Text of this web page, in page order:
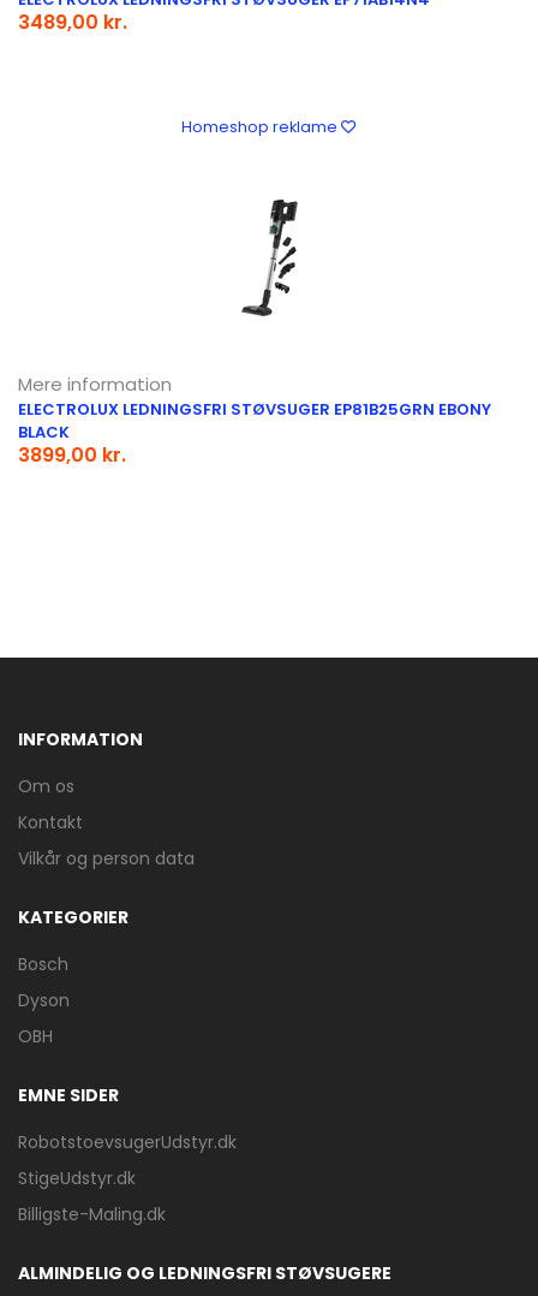
3489,00 kr.
Homeshop reklame
Mere information
ELECTROLUX LEDNINGSFRI STØVSUGER EP81B25GRN EBONY
BLACK
3899,00 kr.
INFORMATION
Om os
Kontakt
Vilkår og person data
KATEGORIER
Bosch
Dyson
OBH
EMNE SIDER
RobotstoevsugerUdstyr.dk
StigeUdstyr.dk
Billigste-Maling.dk
ALMINDELIG OG LEDNINGSFRI STØVSUGERE